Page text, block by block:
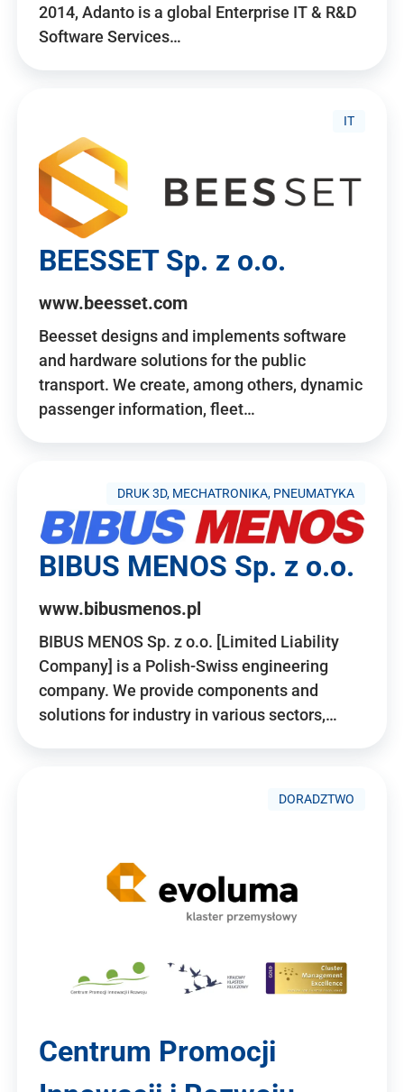
2014, Adanto is a global Enterprise IT & R&D
Software Services…
IT
BEESSET Sp. z o.o.
www.beesset.com
Beesset designs and implements software
and hardware solutions for the public
transport. We create, among others, dynamic
passenger information, fleet…
DRUK 3D, MECHATRONIKA, PNEUMATYKA
BIBUS MENOS Sp. z o.o.
www.bibusmenos.pl
BIBUS MENOS Sp. z o.o. [Limited Liability
Company] is a Polish-Swiss engineering
company. We provide components and
solutions for industry in various sectors,…
DORADZTWO
Centrum Promocji